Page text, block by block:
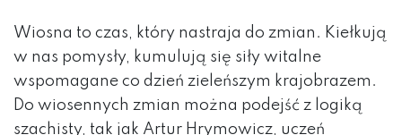
Wiosna to czas, który nastraja do zmian. Kiełkują
w nas pomysły, kumulują się siły witalne
wspomagane co dzień zieleńszym krajobrazem.
Do wiosennych zmian można podejść z logiką
szachisty, tak jak Artur Hrymowicz, uczeń